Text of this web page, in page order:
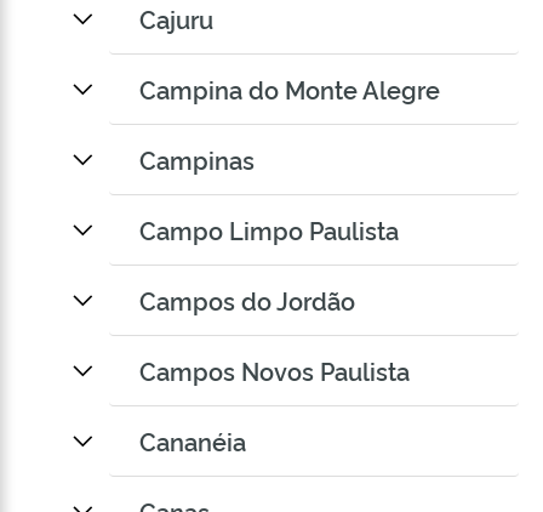
Cajuru
Campina do Monte Alegre
Campinas
Campo Limpo Paulista
Campos do Jordão
Campos Novos Paulista
Cananéia